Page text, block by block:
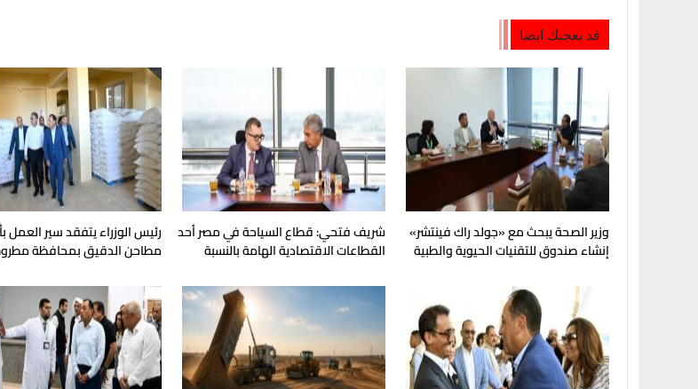
قد يعجبك ايضا
وزير الصحة يبحث مع «جولد راك فينتشر»
إنشاء صندوق للتقنيات الحيوية والطبية
شريف فتحي: قطاع السياحة في مصر أحد
القطاعات الاقتصادية الهامة بالنسبة
رئيس الوزراء يتفقد سير العمل
مطاحن الدقيق بمحافظة